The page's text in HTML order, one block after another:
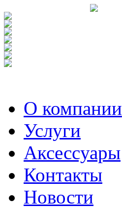
О компании
Услуги
Аксесcуары
Контакты
Новости